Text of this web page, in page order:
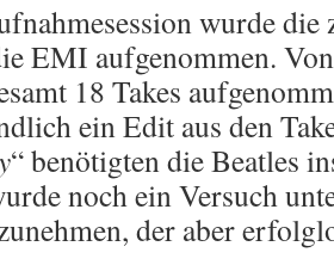
wurde die
EMI aufgenommen.
18 Takes
ein Edit aus den
“ benötigten die Beatles
noch ein Versuch
der aber